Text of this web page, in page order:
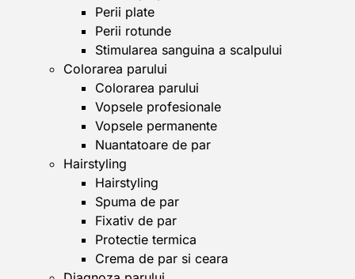
Perii plate
Perii rotunde
Stimularea sanguina a scalpului
Colorarea parului
Colorarea parului
Vopsele profesionale
Vopsele permanente
Nuantatoare de par
Hairstyling
Hairstyling
Spuma de par
Fixativ de par
Protectie termica
Crema de par si ceara